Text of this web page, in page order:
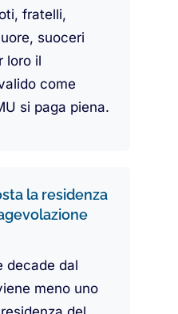
fratelli,
suoceri
loro il
come
si paga piena.
la residenza
decade dal
meno uno